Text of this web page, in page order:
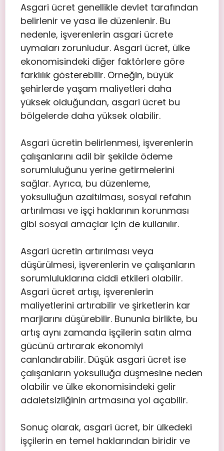
Asgari ücret genellikle devlet tarafından
belirlenir ve yasa ile düzenlenir. Bu
nedenle, işverenlerin asgari ücrete
uymaları zorunludur. Asgari ücret, ülke
ekonomisindeki diğer faktörlere göre
farklılık gösterebilir. Örneğin, büyük
şehirlerde yaşam maliyetleri daha
yüksek olduğundan, asgari ücret bu
bölgelerde daha yüksek olabilir.
Asgari ücretin belirlenmesi, işverenlerin
çalışanlarını adil bir şekilde ödeme
sorumluluğunu yerine getirmelerini
sağlar. Ayrıca, bu düzenleme,
yoksulluğun azaltılması, sosyal refahın
artırılması ve işçi haklarının korunması
gibi sosyal amaçlar için de kullanılır.
Asgari ücretin artırılması veya
düşürülmesi, işverenlerin ve çalışanların
sorumluluklarına ciddi etkileri olabilir.
Asgari ücret artışı, işverenlerin
maliyetlerini artırabilir ve şirketlerin kar
marjlarını düşürebilir. Bununla birlikte, bu
artış aynı zamanda işçilerin satın alma
gücünü artırarak ekonomiyi
canlandırabilir. Düşük asgari ücret ise
çalışanların yoksulluğa düşmesine neden
olabilir ve ülke ekonomisindeki gelir
adaletsizliğinin artmasına yol açabilir.
Sonuç olarak, asgari ücret, bir ülkedeki
işçilerin en temel haklarından biridir ve